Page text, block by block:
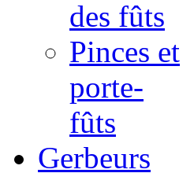
des fûts
Pinces et
porte-
fûts
Gerbeurs